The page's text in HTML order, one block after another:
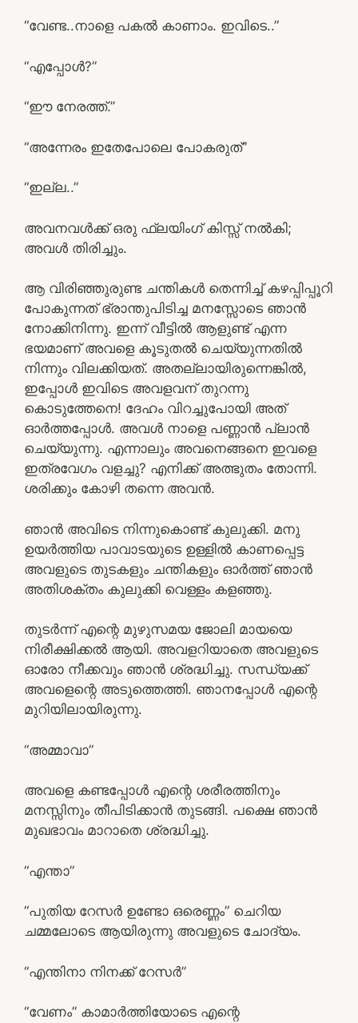
“വേണ്ട..നാളെ പകല്‍ കാണാം. ഇവിടെ..”
“എപ്പോള്‍?”
“ഈ നേരത്ത്.”
“അന്നേരം ഇതേപോലെ പോകരുത്”
“ഇല്ല..”
അവനവള്‍ക്ക് ഒരു ഫ്ലയിംഗ് കിസ്സ്‌ നല്‍കി;
അവള്‍ തിരിച്ചും.
ആ വിരിഞ്ഞുരുണ്ട ചന്തികള്‍ തെന്നിച്ച് കഴപ്പിപ്പൂറി
പോകുന്നത് ഭ്രാന്തുപിടിച്ച മനസ്സോടെ ഞാന്‍
നോക്കിനിന്നു. ഇന്ന് വീട്ടില്‍ ആളുണ്ട് എന്ന
ഭയമാണ് അവളെ കൂടുതല്‍ ചെയ്യുന്നതില്‍
നിന്നും വിലക്കിയത്. അതല്ലായിരുന്നെങ്കില്‍,
ഇപ്പോള്‍ ഇവിടെ അവളവന് തുറന്നു
കൊടുത്തേനെ! ദേഹം വിറച്ചുപോയി അത്
ഓര്‍ത്തപ്പോള്‍. അവള്‍ നാളെ പണ്ണാന്‍ പ്ലാന്‍
ചെയ്യുന്നു. എന്നാലും അവനെങ്ങനെ ഇവളെ
ഇത്രവേഗം വളച്ചു? എനിക്ക് അത്ഭുതം തോന്നി.
ശരിക്കും കോഴി തന്നെ അവന്‍.
ഞാന്‍ അവിടെ നിന്നുകൊണ്ട് കുലുക്കി. മനു
ഉയര്‍ത്തിയ പാവാടയുടെ ഉള്ളില്‍ കാണപ്പെട്ട
അവളുടെ തുടകളും ചന്തികളും ഓര്‍ത്ത് ഞാന്‍
അതിശക്തം കുലുക്കി വെള്ളം കളഞ്ഞു.
തുടര്‍ന്ന് എന്റെ മുഴുസമയ ജോലി മായയെ
നിരീക്ഷിക്കല്‍ ആയി. അവളറിയാതെ അവളുടെ
ഓരോ നീക്കവും ഞാന്‍ ശ്രദ്ധിച്ചു. സന്ധ്യക്ക്
അവളെന്റെ അടുത്തെത്തി. ഞാനപ്പോള്‍ എന്റെ
മുറിയിലായിരുന്നു.
“അമ്മാവാ”
അവളെ കണ്ടപ്പോള്‍ എന്റെ ശരീരത്തിനും
മനസ്സിനും തീപിടിക്കാന്‍ തുടങ്ങി. പക്ഷെ ഞാന്‍
മുഖഭാവം മാറാതെ ശ്രദ്ധിച്ചു.
“എന്താ”
“പുതിയ റേസര്‍ ഉണ്ടോ ഒരെണ്ണം” ചെറിയ
ചമ്മലോടെ ആയിരുന്നു അവളുടെ ചോദ്യം.
“എന്തിനാ നിനക്ക് റേസര്‍”
“വേണം” കാമാര്‍ത്തിയോടെ എന്റെ